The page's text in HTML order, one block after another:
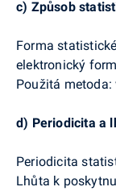
c) Způsob
Forma
elektronický
Použitá metoda:
d) Periodicita a
Periodicita
Lhůta k